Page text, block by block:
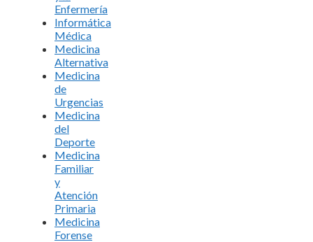
Enfermería
Informática
Médica
Medicina
Alternativa
Medicina
de
Urgencias
Medicina
del
Deporte
Medicina
Familiar
y
Atención
Primaria
Medicina
Forense